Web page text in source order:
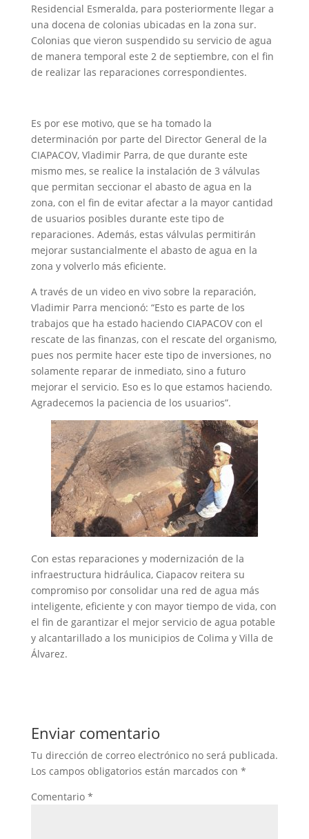
Residencial Esmeralda, para posteriormente llegar a
una docena de colonias ubicadas en la zona sur.
Colonias que vieron suspendido su servicio de agua
de manera temporal este 2 de septiembre, con el fin
de realizar las reparaciones correspondientes.
Es por ese motivo, que se ha tomado la
determinación por parte del Director General de la
CIAPACOV, Vladimir Parra, de que durante este
mismo mes, se realice la instalación de 3 válvulas
que permitan seccionar el abasto de agua en la
zona, con el fin de evitar afectar a la mayor cantidad
de usuarios posibles durante este tipo de
reparaciones. Además, estas válvulas permitirán
mejorar sustancialmente el abasto de agua en la
zona y volverlo más eficiente.
A través de un video en vivo sobre la reparación,
Vladimir Parra mencionó: “Esto es parte de los
trabajos que ha estado haciendo CIAPACOV con el
rescate de las finanzas, con el rescate del organismo,
pues nos permite hacer este tipo de inversiones, no
solamente reparar de inmediato, sino a futuro
mejorar el servicio. Eso es lo que estamos haciendo.
Agradecemos la paciencia de los usuarios”.
Con estas reparaciones y modernización de la
infraestructura hidráulica, Ciapacov reitera su
compromiso por consolidar una red de agua más
inteligente, eficiente y con mayor tiempo de vida, con
el fin de garantizar el mejor servicio de agua potable
y alcantarillado a los municipios de Colima y Villa de
Álvarez.
Enviar comentario
Tu dirección de correo electrónico no será publicada.
Los campos obligatorios están marcados con *
Comentario *